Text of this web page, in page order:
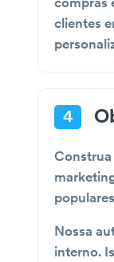
compras
clientes
4
Construa
Nossa
interno.